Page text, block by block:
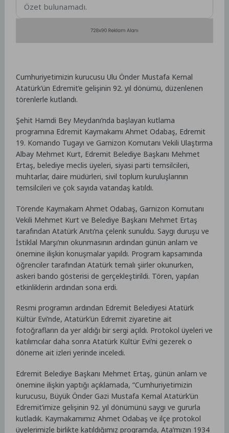
Özet bulunamadı.
Cumhuriyetimizin kurucusu Ulu Önder Mustafa Kemal
Atatürk’ün Edremit’e gelişinin 92. yıl dönümü, düzenlenen
törenlerle kutlandı.
Şehit Hamdi Bey Meydanı’nda başlayan kutlama
programına Edremit Kaymakamı Ahmet Odabaş, Edremit
19. Komando Tugayı ve Garnizon Komutanı Vekili Ulaştırma
Albay Mehmet Kurt, Edremit Belediye Başkanı Mehmet
Ertaş, belediye meclis üyeleri, siyasi parti temsilcileri,
muhtarlar, daire müdürleri, sivil toplum kuruluşlarının
temsilcileri ve çok sayıda vatandaş katıldı.
Törende Kaymakam Ahmet Odabaş, Garnizon Komutanı
Vekili Mehmet Kurt ve Belediye Başkanı Mehmet Ertaş
tarafından Atatürk Anıtı’na çelenk sunuldu. Saygı duruşu ve
İstiklal Marşı’nın okunmasının ardından günün anlam ve
önemine ilişkin konuşmalar yapıldı. Program kapsamında
öğrenciler tarafından Atatürk temalı şiirler okunurken,
askeri bando gösterisi de gerçekleştirildi. Tören, yapılan
etkinliklerin ardından sona erdi.
Resmi programın ardından Edremit Belediyesi Atatürk
Kültür Evi’nde, Atatürk’ün Edremit ziyaretine ait
fotoğrafların da yer aldığı bir sergi açıldı. Protokol üyeleri ve
katılımcılar daha sonra Atatürk Kültür Evi’ni gezerek o
döneme ait izleri yerinde inceledi.
Edremit Belediye Başkanı Mehmet Ertaş, günün anlam ve
önemine ilişkin yaptığı açıklamada, “Cumhuriyetimizin
kurucusu, Büyük Önder Gazi Mustafa Kemal Atatürk’ün
Edremit’imize gelişinin 92. yıl dönümünü saygı ve gururla
kutladık. Kaymakamımız Ahmet Odabaş ve ilçe protokol
üyelerimizle birlikte katıldığımız programda, Ata’mızın 1934